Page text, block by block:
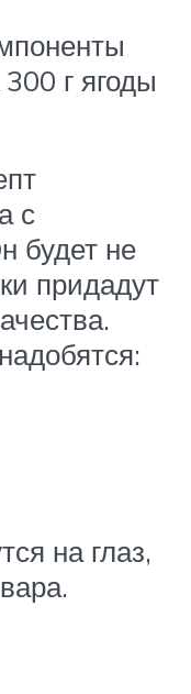
г ягоды
с
будет не
придадут
на глаз,